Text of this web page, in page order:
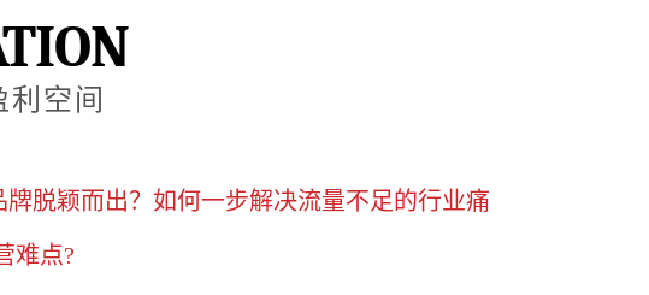
空间
脱颖而出？如何一步解决流量不足的行业痛
难点?